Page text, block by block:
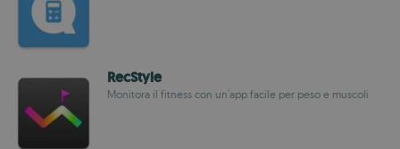
RecStyle
Monitora il fitness con un'app facile per peso e muscoli